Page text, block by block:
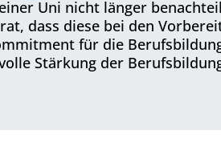
Uni nicht länger
dass diese bei den
für die
Stärkung der